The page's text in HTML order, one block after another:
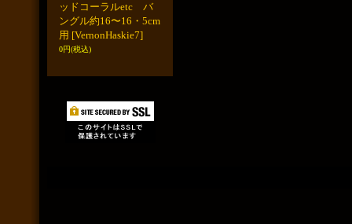
ッドコーラルetc バ
ングル約16〜16・5cm
用 [VernonHaskie7]
0円(税込)